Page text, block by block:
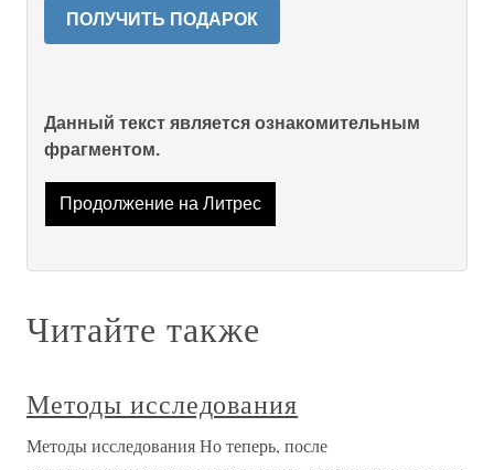
ПОЛУЧИТЬ ПОДАРОК
Данный текст является ознакомительным
фрагментом.
Продолжение на Литрес
Читайте также
Методы исследования
Методы исследования Но теперь, после